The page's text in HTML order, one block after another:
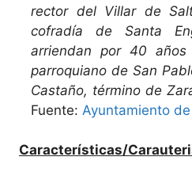
rector del Villar de
cofradía de Santa
arriendan por 40
parroquiano de San
Castaño, término de
Fuente: Ayuntamiento
Características/